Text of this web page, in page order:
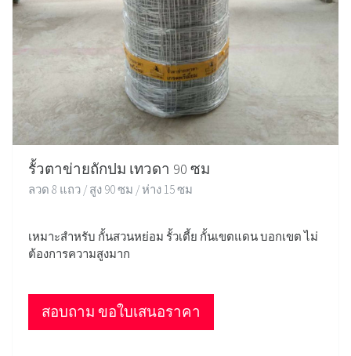
รั้วตาข่ายถักปม เทวดา 90 ซม
ลวด 8 แถว / สูง 90 ซม / ห่าง 15 ซม
เหมาะสำหรับ กั้นสวนหย่อม รั้วเตี้ย กั้นเขตแดน บอกเขต ไม่
ต้องการความสูงมาก
สอบถาม ขอใบเสนอราคา